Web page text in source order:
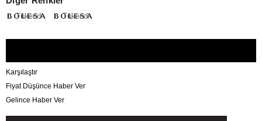
Tükendi Tükendi
Karşılaştır
Fiyat Düşünce Haber Ver
Gelince Haber Ver